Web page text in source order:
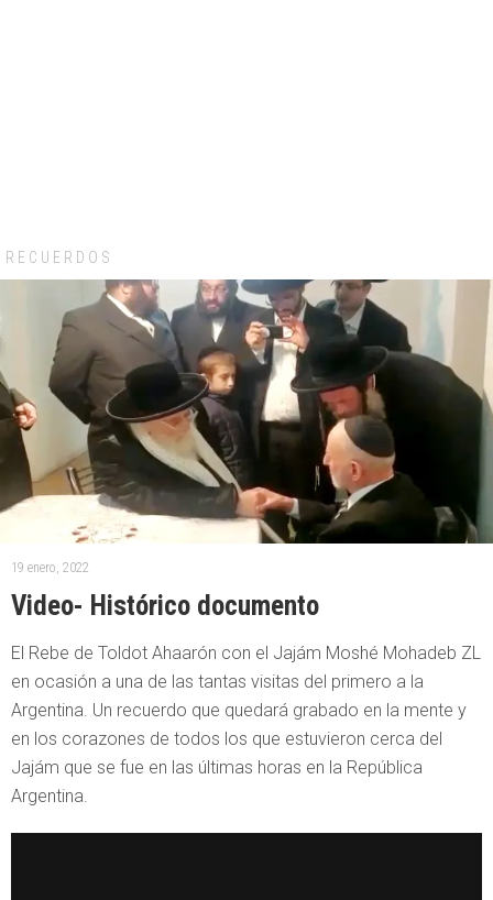
RECUERDOS
19 enero, 2022
Video- Histórico documento
El Rebe de Toldot Ahaarón con el Jajám Moshé Mohadeb ZL
en ocasión a una de las tantas visitas del primero a la
Argentina. Un recuerdo que quedará grabado en la mente y
en los corazones de todos los que estuvieron cerca del
Jajám que se fue en las últimas horas en la República
Argentina.